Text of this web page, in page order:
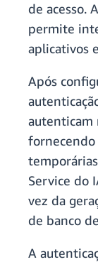
de acesso.
permite
aplicativos
Após
autenticam
fornecendo
Service do
vez da
de banco
A